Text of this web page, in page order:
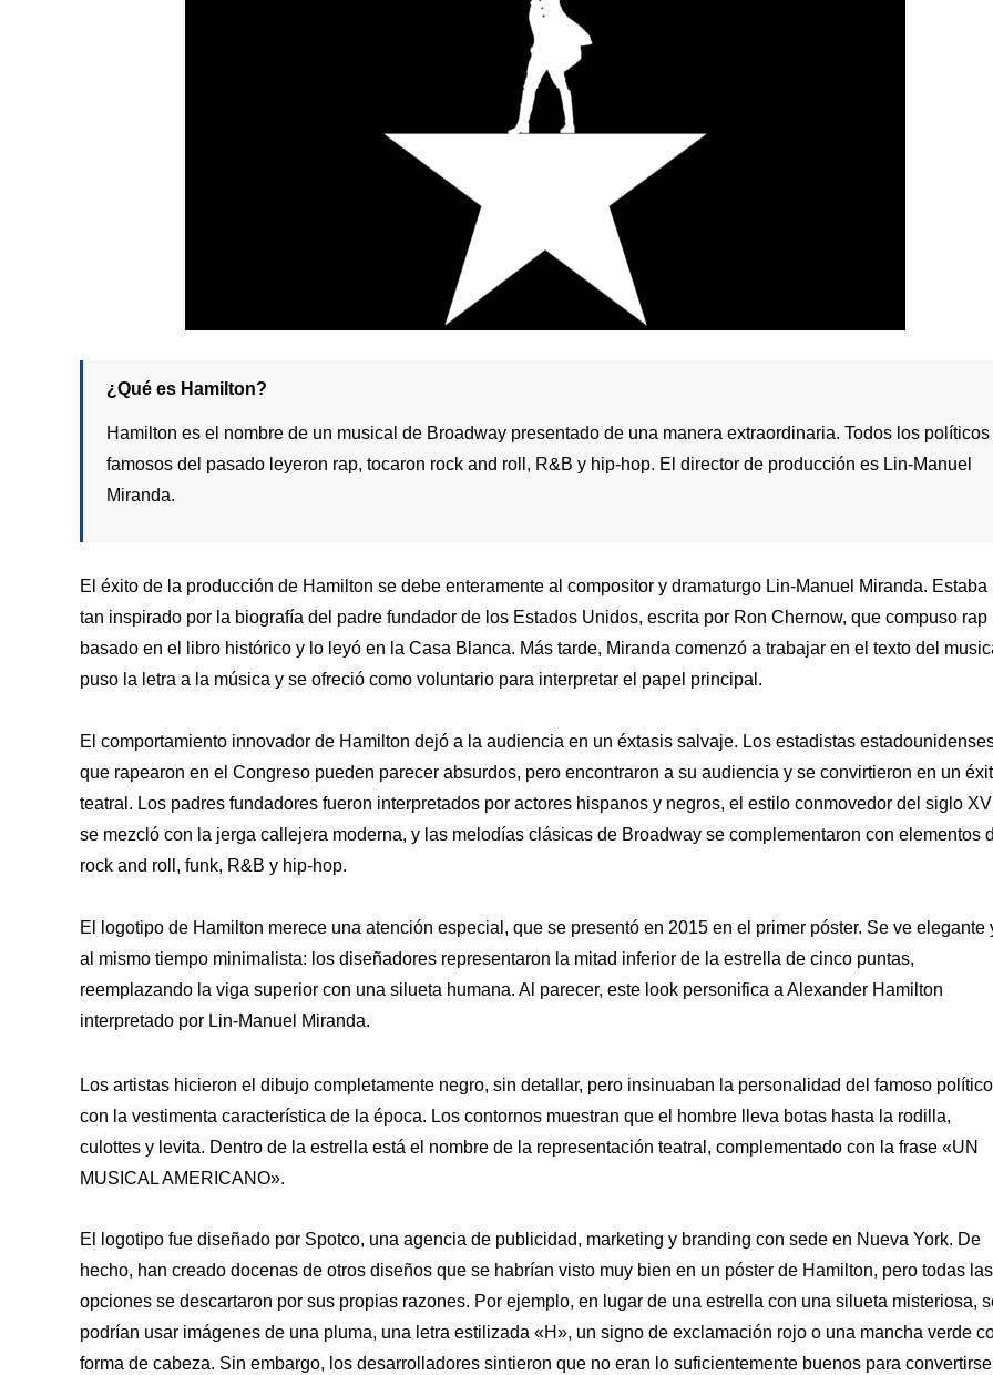
¿Qué es Hamilton?
Hamilton es el nombre de un musical de Broadway presentado de una manera extraordinaria. Todos los políticos
famosos del pasado leyeron rap, tocaron rock and roll, R&B y hip-hop. El director de producción es Lin-Manuel
Miranda.
El éxito de la producción de Hamilton se debe enteramente al compositor y dramaturgo Lin-Manuel Miranda. Estaba
tan inspirado por la biografía del padre fundador de los Estados Unidos, escrita por Ron Chernow, que compuso rap
basado en el libro histórico y lo leyó en la Casa Blanca. Más tarde, Miranda comenzó a trabajar en el texto del
puso la letra a la música y se ofreció como voluntario para interpretar el papel principal.
El comportamiento innovador de Hamilton dejó a la audiencia en un éxtasis salvaje. Los estadistas
que rapearon en el Congreso pueden parecer absurdos, pero encontraron a su audiencia y se convirtieron en un
teatral. Los padres fundadores fueron interpretados por actores hispanos y negros, el estilo conmovedor del siglo
se mezcló con la jerga callejera moderna, y las melodías clásicas de Broadway se complementaron con elementos
rock and roll, funk, R&B y hip-hop.
El logotipo de Hamilton merece una atención especial, que se presentó en 2015 en el primer póster. Se ve elegante
al mismo tiempo minimalista: los diseñadores representaron la mitad inferior de la estrella de cinco puntas,
reemplazando la viga superior con una silueta humana. Al parecer, este look personifica a Alexander Hamilton
interpretado por Lin-Manuel Miranda.
Los artistas hicieron el dibujo completamente negro, sin detallar, pero insinuaban la personalidad del famoso político
con la vestimenta característica de la época. Los contornos muestran que el hombre lleva botas hasta la rodilla,
culottes y levita. Dentro de la estrella está el nombre de la representación teatral, complementado con la frase «UN
MUSICAL AMERICANO».
El logotipo fue diseñado por Spotco, una agencia de publicidad, marketing y branding con sede en Nueva York. De
hecho, han creado docenas de otros diseños que se habrían visto muy bien en un póster de Hamilton, pero todas las
opciones se descartaron por sus propias razones. Por ejemplo, en lugar de una estrella con una silueta misteriosa,
podrían usar imágenes de una pluma, una letra estilizada «H», un signo de exclamación rojo o una mancha verde
forma de cabeza. Sin embargo, los desarrolladores sintieron que no eran lo suficientemente buenos para convertirse